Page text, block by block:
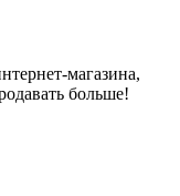
магазина,
больше!